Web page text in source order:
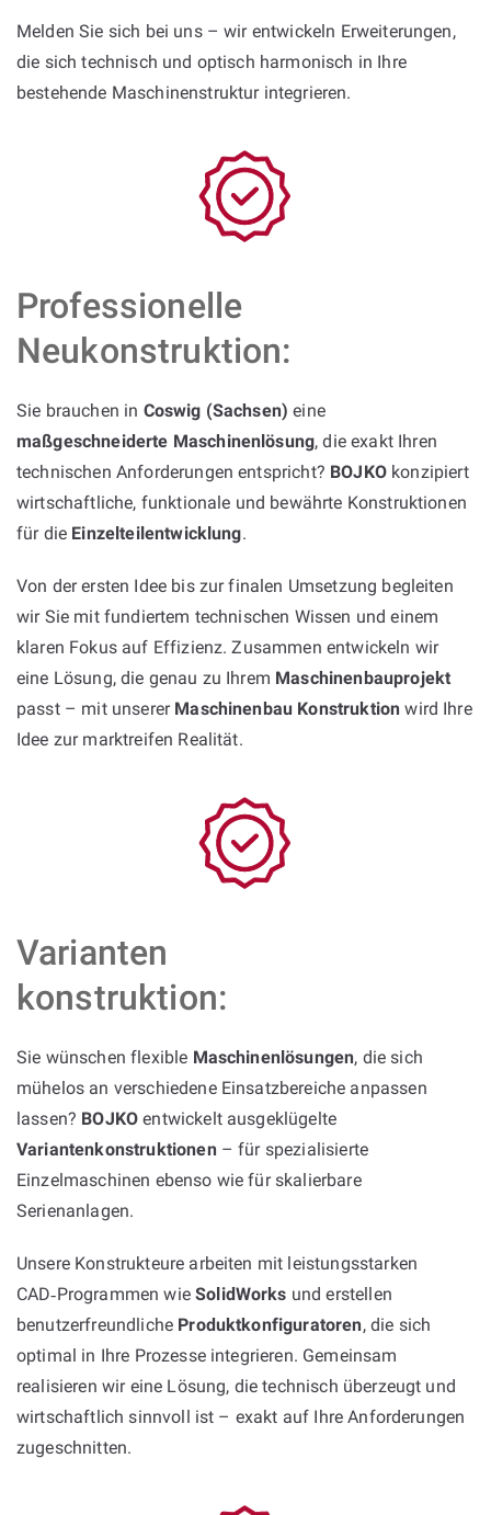
Melden Sie sich bei uns – wir entwickeln Erweiterungen,
die sich technisch und optisch harmonisch in Ihre
bestehende Maschinenstruktur integrieren.
Professionelle
Neukonstruktion:
Sie brauchen in Coswig (Sachsen) eine
maßgeschneiderte Maschinenlösung, die exakt Ihren
technischen Anforderungen entspricht? BOJKOkonzipiert
wirtschaftliche, funktionale und bewährte Konstruktionen
für die Einzelteilentwicklung.
Von der ersten Idee bis zur finalen Umsetzung begleiten
wir Sie mit fundiertem technischen Wissen und einem
klaren Fokus auf Effizienz. Zusammen entwickeln wir
eine Lösung, die genau zu Ihrem Maschinenbauprojekt
passt – mit unserer Maschinenbau Konstruktion wird Ihre
Idee zur marktreifen Realität.
Varianten
konstruktion:
Sie wünschen flexible Maschinenlösungen, die sich
mühelos an verschiedene Einsatzbereiche anpassen
lassen? BOJKO entwickelt ausgeklügelte
Variantenkonstruktionen– für spezialisierte
Einzelmaschinen ebenso wie für skalierbare
Serienanlagen.
Unsere Konstrukteure arbeiten mit leistungsstarken
CAD‑Programmen wieSolidWorks und erstellen
benutzerfreundliche Produktkonfiguratoren, die sich
optimal in Ihre Prozesse integrieren. Gemeinsam
realisieren wir eine Lösung, die technisch überzeugt und
wirtschaftlich sinnvoll ist – exakt auf Ihre Anforderungen
zugeschnitten.